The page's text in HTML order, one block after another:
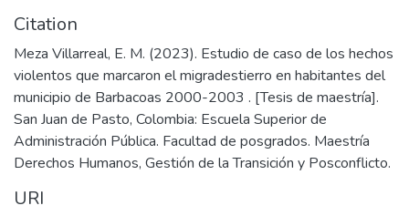
Citation
Meza Villarreal, E. M. (2023). Estudio de caso de los hechos
violentos que marcaron el migradestierro en habitantes del
municipio de Barbacoas 2000-2003 . [Tesis de maestría].
San Juan de Pasto, Colombia: Escuela Superior de
Administración Pública. Facultad de posgrados. Maestría
Derechos Humanos, Gestión de la Transición y Posconflicto.
URI